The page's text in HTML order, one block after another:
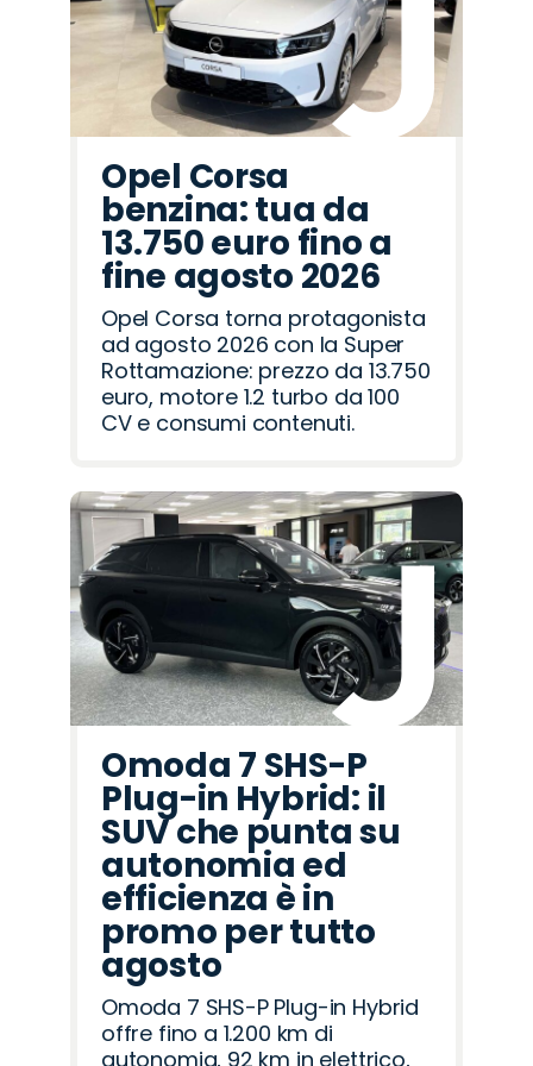
Opel Corsa
benzina: tua da
13.750 euro fino a
fine agosto 2026
Opel Corsa torna protagonista
ad agosto 2026 con la Super
Rottamazione: prezzo da 13.750
euro, motore 1.2 turbo da 100
CV e consumi contenuti.
Omoda 7 SHS-P
Plug-in Hybrid: il
SUV che punta su
autonomia ed
efficienza è in
promo per tutto
agosto
Omoda 7 SHS-P Plug-in Hybrid
offre fino a 1.200 km di
autonomia, 92 km in elettrico,